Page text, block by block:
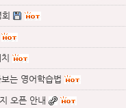
는 영어학습법
오픈 안내